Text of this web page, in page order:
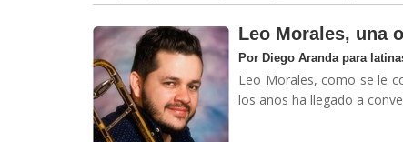
Leo Morales, una
Por Diego Aranda para
Leo Morales, como se le
los años ha llegado a